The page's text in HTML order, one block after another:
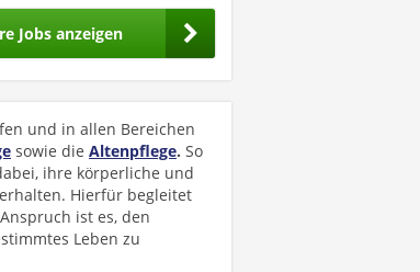
Jobs anzeigen
und in allen Bereichen
sowie die Altenpflege. So
ihre körperliche und
Hierfür begleitet
ist es, den
Leben zu